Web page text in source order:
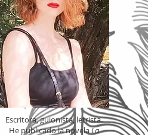
Escritora, guionista, letrista.
He publicado la novelaLa